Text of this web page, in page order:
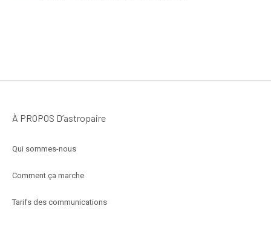
À PROPOS D’astropaire
Qui sommes-nous
Comment ça marche
Tarifs des communications